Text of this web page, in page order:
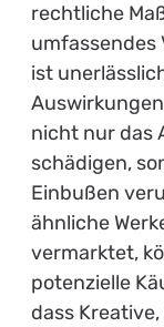
rechtliche
umfassendes
ist
nicht nur das
schädigen,
Einbußen
ähnliche
vermarktet,
potenzielle
dass